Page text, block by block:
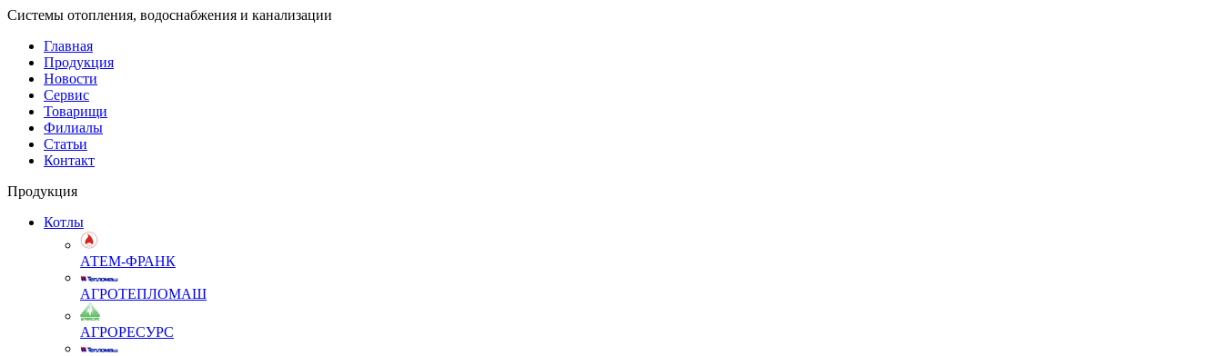
Системы отопления, водоснабжения и канализации
Главная
Продукция
Новости
Сервис
Товарищи
Филиалы
Статьи
Контакт
Продукция
Котлы
АТЕМ-ФРАНК
АГРОТЕПЛОМАШ
АГРОРЕСУРС